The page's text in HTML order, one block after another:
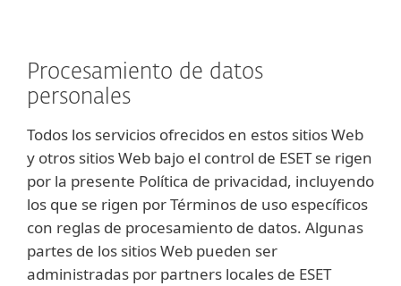
Procesamiento de datos
personales
Todos los servicios ofrecidos en estos sitios Web
y otros sitios Web bajo el control de ESET se rigen
por la presente Política de privacidad, incluyendo
los que se rigen por Términos de uso específicos
con reglas de procesamiento de datos. Algunas
partes de los sitios Web pueden ser
administradas por partners locales de ESET